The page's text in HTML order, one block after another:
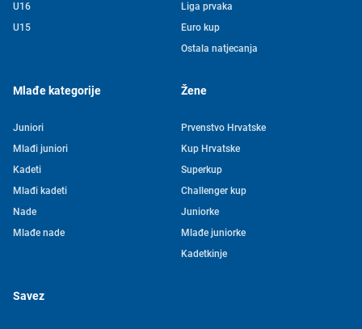
U16
U15
Liga prvaka
Euro kup
Ostala natjecanja
Mlađe kategorije
Juniori
Mlađi juniori
Kadeti
Mlađi kadeti
Nade
Mlađe nade
Žene
Prvenstvo Hrvatske
Kup Hrvatske
Superkup
Challenger kup
Juniorke
Mlađe juniorke
Kadetkinje
Savez